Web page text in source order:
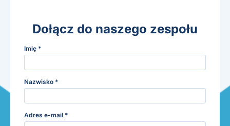
Dołącz do naszego zespołu
Imię *
Nazwisko *
Adres e-mail *